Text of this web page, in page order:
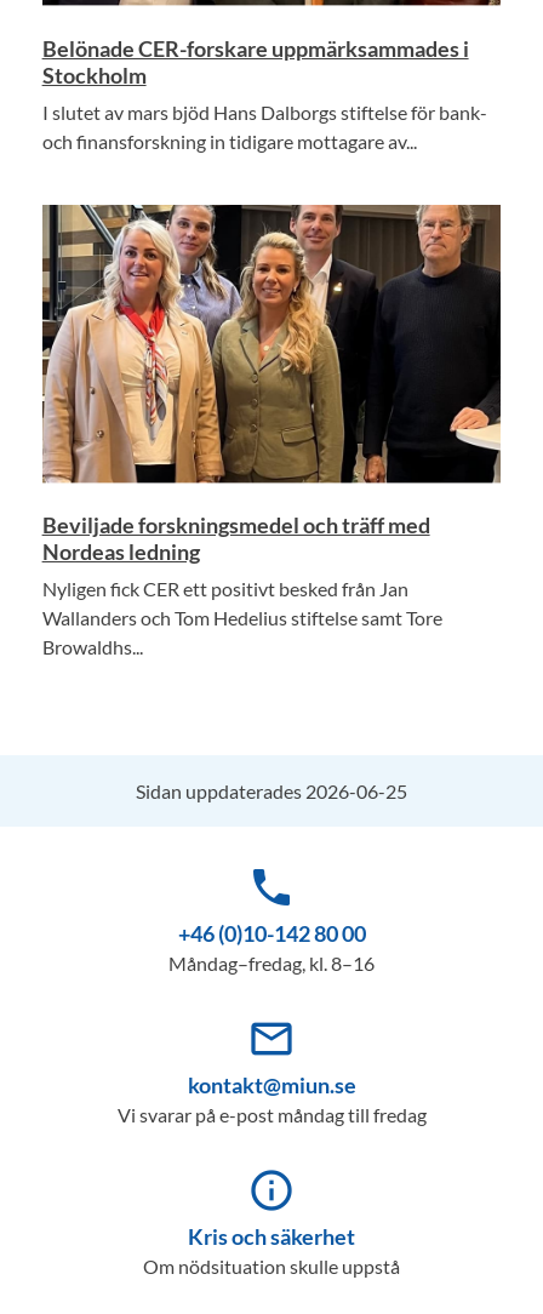
Belönade CER-forskare uppmärksammades i
Stockholm
I slutet av mars bjöd Hans Dalborgs stiftelse för bank-
och finansforskning in tidigare mottagare av...
Beviljade forskningsmedel och träff med
Nordeas ledning
Nyligen fick CER ett positivt besked från Jan
Wallanders och Tom Hedelius stiftelse samt Tore
Browaldhs...
Sidan uppdaterades 2026-06-25
phone
+46 (0)10-142 80 00
Måndag–fredag, kl. 8–16
mail_outline
kontakt@miun.se
Vi svarar på e-post måndag till fredag
info_outline
Kris och säkerhet
Om nödsituation skulle uppstå